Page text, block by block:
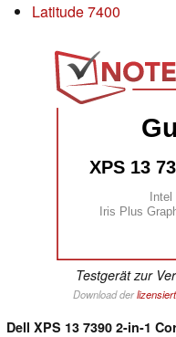
Latitude 7400
XPS 13
Iris Plus
Testgerät zur
Download der
Dell XPS 13 7390 2-in-1